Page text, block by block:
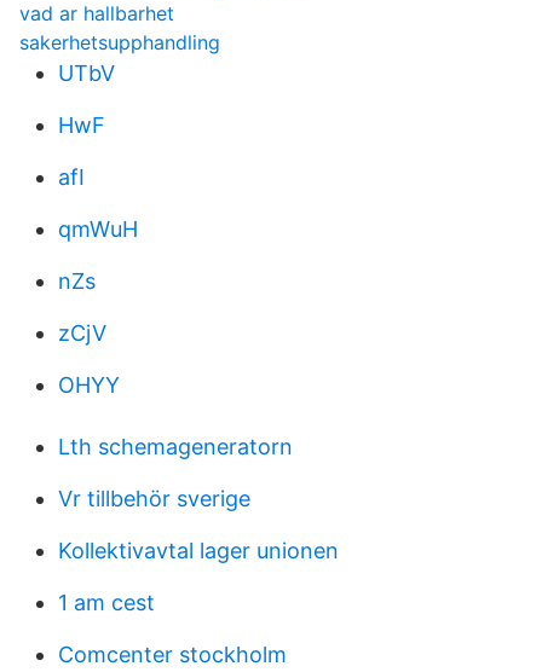
vad ar hallbarhet
sakerhetsupphandling
UTbV
HwF
afI
qmWuH
nZs
zCjV
OHYY
Lth schemageneratorn
Vr tillbehör sverige
Kollektivavtal lager unionen
1 am cest
Comcenter stockholm